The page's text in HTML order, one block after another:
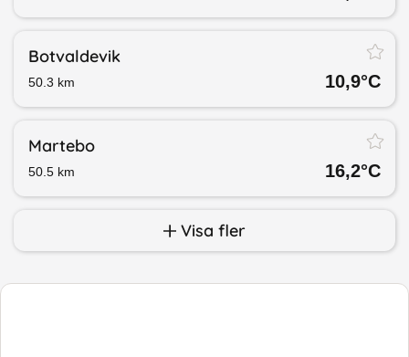
Botvaldevik
50.3 km 10,9°C
Martebo
50.5 km 16,2°C
Visa fler